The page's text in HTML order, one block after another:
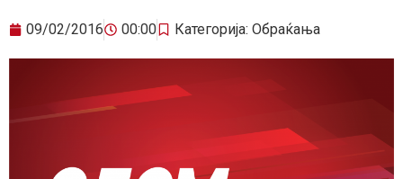
09/02/2016 00:00 Категорија: Обраќања